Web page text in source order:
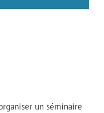
un séminaire